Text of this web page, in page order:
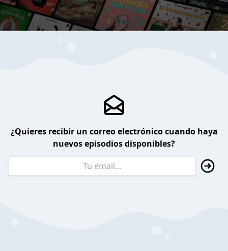
¿Quieres recibir un correo electrónico cuando haya
nuevos episodios disponibles?